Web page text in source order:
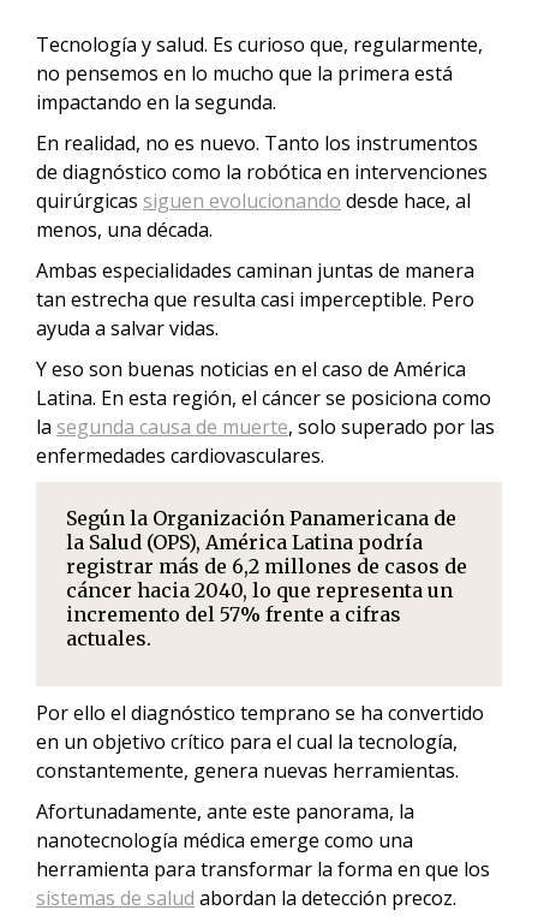
Tecnología y salud. Es curioso que, regularmente,
no pensemos en lo mucho que la primera está
impactando en la segunda.
En realidad, no es nuevo. Tanto los instrumentos
de diagnóstico como la robótica en intervenciones
quirúrgicas siguen evolucionando desde hace, al
menos, una década.
Ambas especialidades caminan juntas de manera
tan estrecha que resulta casi imperceptible. Pero
ayuda a salvar vidas.
Y eso son buenas noticias en el caso de América
Latina. En esta región, el cáncer se posiciona como
la segunda causa de muerte, solo superado por las
enfermedades cardiovasculares.
Según la Organización Panamericana de
la Salud (OPS), América Latina podría
registrar más de 6,2 millones de casos de
cáncer hacia 2040, lo que representa un
incremento del 57% frente a cifras
actuales.
Por ello el diagnóstico temprano se ha convertido
en un objetivo crítico para el cual la tecnología,
constantemente, genera nuevas herramientas.
Afortunadamente, ante este panorama, la
nanotecnología médica emerge como una
herramienta para transformar la forma en que los
sistemas de salud abordan la detección precoz.